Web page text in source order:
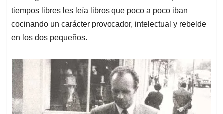
tiempos libres les leía libros que poco a poco iban
cocinando un carácter provocador, intelectual y rebelde
en los dos pequeños.